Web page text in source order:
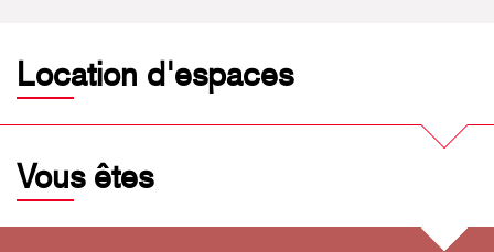
Location d'espaces
Vous êtes